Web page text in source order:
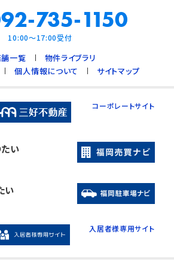
735-1150
10:00～17:00受付
一覧
物件ライブラリ
個人情報について サイトマップ
コーポレートサイト
い
い
入居者様専用サイト